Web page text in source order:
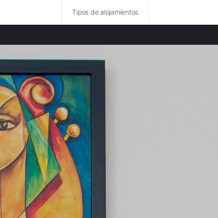
Tipos de alojamientos